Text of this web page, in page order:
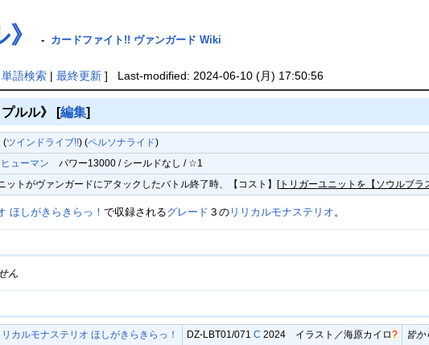
- カードファイト!! ヴァンガード Wiki
単語検索| 最終更新] Last-modified: 2024-06-10 (月) 17:50:56
プルル》 [編集]
(ツインドライブ!!) (ペルソナライド)
ヒューマン
パワー13000 / シールドなし / ☆1
ットがヴァンガードにアタックしたバトル終了時、【コスト】[トリガーユニットを【ソウルブラ
ほしがきらきらっ！で収録されるグレード ３の リリカルモナステリオ。
ん
リカルモナステリオ ほしがきらきらっ！ DZ-LBT01/071C 2024 イラスト／海原カイロ? 皆か